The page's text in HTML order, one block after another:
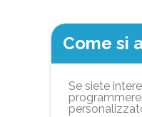
Come si
Se siete